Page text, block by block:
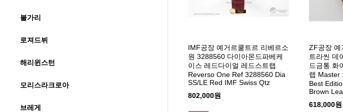
불가리
로져드뷔
해리윈스턴
모리스라크로아
브레게
IMF공장 예거르쿨트르 리베르소
원 3288560 다이아몬드파베케
이스 레드다이얼 레드스트랩
Reverso One Ref 3288560 Dia
SS/LE Red IMF Swiss Qtz
802,000원
ZF공장 예
트라씬 데
드금통 화
랩 Master
Best
Brown
618,000원